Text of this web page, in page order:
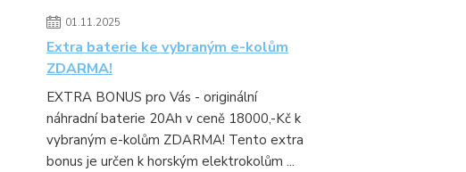
01.11.2025
Extra baterie ke vybraným e-kolům
ZDARMA!
EXTRA BONUS pro Vás - originální
náhradní baterie 20Ah v ceně 18000,-Kč k
vybraným e-kolům ZDARMA! Tento extra
bonus je určen k horským elektrokolům ...